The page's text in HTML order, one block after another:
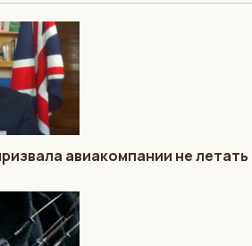
авиакомпании не